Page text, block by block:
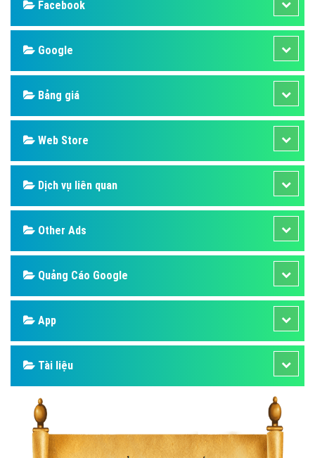
Facebook
Google
Bảng giá
Web Store
Dịch vụ liên quan
Other Ads
Quảng Cáo Google
App
Tài liệu